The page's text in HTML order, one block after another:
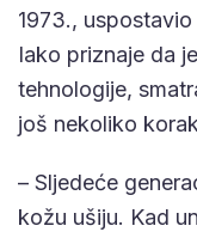
1973.,
Iako priznaje da
tehnologije,
još nekoliko
– Sljedeće
kožu ušiju. Kad